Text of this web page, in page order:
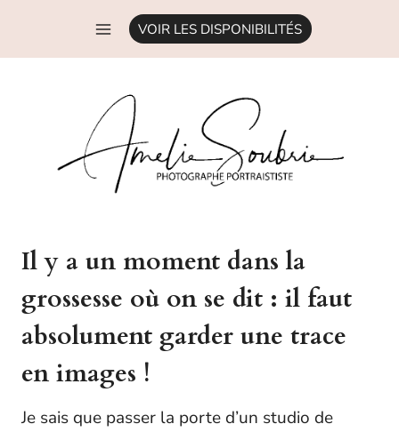
contenu
VOIR LES DISPONIBILITÉS
Il y a un moment dans la
grossesse où on se dit : il faut
absolument garder une trace
en images !
Je sais que passer la porte d’un studio de